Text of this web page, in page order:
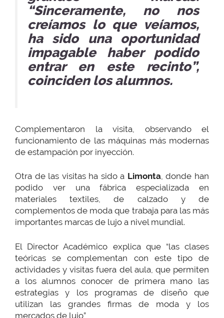
“Sinceramente, no nos
creíamos lo que veíamos,
ha sido una oportunidad
impagable haber podido
entrar en este recinto”,
coinciden los alumnos.
Complementaron la visita, observando el
funcionamiento de las máquinas más modernas
de estampación por inyección.
Otra de las visitas ha sido a Limonta, donde han
podido ver una fábrica especializada en
materiales textiles, de calzado y de
complementos de moda que trabaja para las más
importantes marcas de lujo a nivel mundial.
El Director Académico explica que “las clases
teóricas se complementan con este tipo de
actividades y visitas fuera del aula, que permiten
a los alumnos conocer de primera mano las
estrategias y los programas de diseño que
utilizan las grandes firmas de moda y los
mercados de lujo”